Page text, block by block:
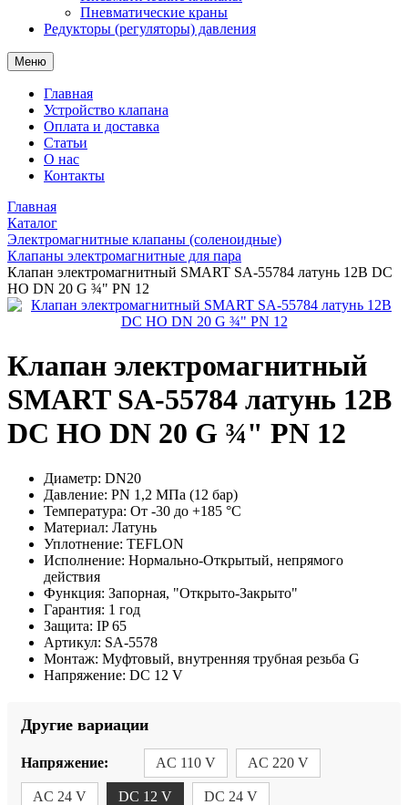
Пневматические краны
Редукторы (регуляторы) давления
Меню
Главная
Устройство клапана
Оплата и доставка
Статьи
О нас
Контакты
Главная
Каталог
Электромагнитные клапаны (соленоидные)
Клапаны электромагнитные для пара
Клапан электромагнитный SMART SA-55784 латунь 12В DC
НО DN 20 G ¾" PN 12
Клапан электромагнитный
SMART SA-55784 латунь 12В
DC НО DN 20 G ¾" PN 12
Диаметр: DN20
Давление: PN 1,2 МПа (12 бар)
Температура: От -30 до +185 °С
Материал: Латунь
Уплотнение: TEFLON
Исполнение: Нормально-Открытый, непрямого
действия
Функция: Запорная, "Открыто-Закрыто"
Гарантия: 1 год
Защита: IP 65
Артикул: SA-5578
Монтаж: Муфтовый, внутренняя трубная резьба G
Напряжение: DC 12 V
Другие вариации
Напряжение: AC 110 V AC 220 V
AC 24 V DC 12 V DC 24 V